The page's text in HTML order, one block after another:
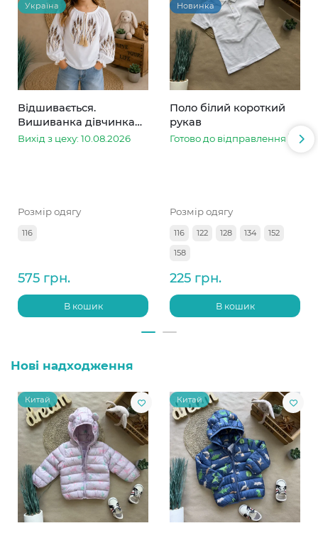
Україна
Відшивається.
Вишиванка дівчинка
колоски
Вихід з цеху: 10.08.2026
Розмір одягу
116
575 грн.
В кошик
Новинка
Поло білий короткий
рукав
Готово до відправлення
Розмір одягу
116 122 128 134
152
158
225 грн.
В кошик
Нові надходження
Китай Китай